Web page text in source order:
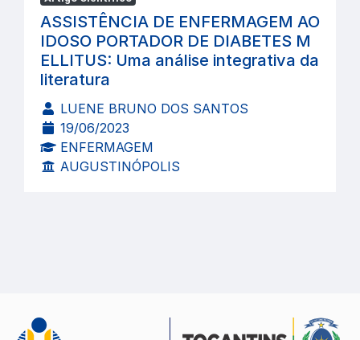
ASSISTÊNCIA DE ENFERMAGEM AO
IDOSO PORTADOR DE DIABETES M
ELLITUS: Uma análise integrativa da
literatura
LUENE BRUNO DOS SANTOS
19/06/2023
ENFERMAGEM
AUGUSTINÓPOLIS